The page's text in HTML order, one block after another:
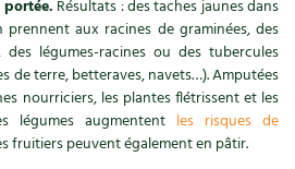
Résultats : des taches jaunes dans
prennent aux racines de graminées, des
des légumes-racines ou des tubercules
de terre, betteraves, navets…). Amputées
nourriciers, les plantes flétrissent et les
légumes augmentent les risques de
fruitiers peuvent également en pâtir.